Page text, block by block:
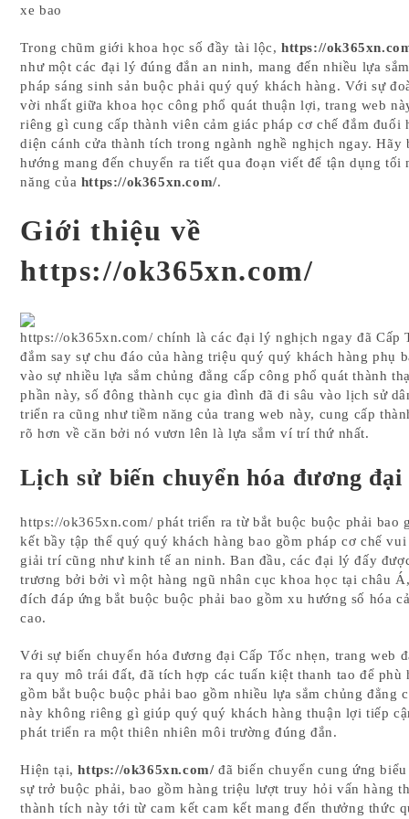
xe bao
Trong chũm giới khoa học số đầy tài lộc,https://
như một các đại lý đúng đắn an ninh, mang đến nhiều lựa
pháp sáng sinh sản buộc phải quý quý khách hàng. Với sự
vời nhất giữa khoa học công phổ quát thuận lợi, trang web
riêng gì cung cấp thành viên cảm giác pháp cơ chế đắm đuối
diện cánh cửa thành tích trong ngành nghề nghịch ngay. Hãy
hướng mang đến chuyển ra tiết qua đoạn viết để tận dụng tối
năng của https://ok365xn.com/.
Giới thiệu về
https://ok365xn.com/
https://ok365xn.com/ chính là các đại lý nghịch ngay đã Cấp
đắm say sự chu đáo của hàng triệu quý quý khách hàng phụ
vào sự nhiều lựa sắm chủng đẳng cấp công phổ quát thành
phần này, số đông thành cục gia đình đã đi sâu vào lịch sử
triển ra cũng như tiềm năng của trang web này, cung cấp
rõ hơn về căn bởi nó vươn lên là lựa sắm ví trí thứ nhất.
Lịch sử biến chuyển hóa đương đại
https://ok365xn.com/ phát triển ra từ bắt buộc buộc phải bao
kết bầy tập thể quý quý khách hàng bao gồm pháp cơ chế
giải trí cũng như kinh tế an ninh. Ban đầu, các đại lý đấy
trương bởi bởi vì một hàng ngũ nhân cục khoa học tại châu
đích đáp ứng bắt buộc buộc phải bao gồm xu hướng số hóa
cao.
Với sự biến chuyển hóa đương đại Cấp Tốc nhẹn, trang web
ra quy mô trái đất, đã tích hợp các tuấn kiệt thanh tao để phù
gồm bắt buộc buộc phải bao gồm nhiều lựa sắm chủng đẳng
này không riêng gì giúp quý quý khách hàng thuận lợi tiếp
phát triển ra một thiên nhiên môi trường đúng đắn.
Hiện tại,https://ok365xn.com/đã biến chuyển cung ứng
sự trở buộc phải, bao gồm hàng triệu lượt truy hỏi vấn hàng
thành tích này tới từ cam kết cam kết mang đến thưởng thức